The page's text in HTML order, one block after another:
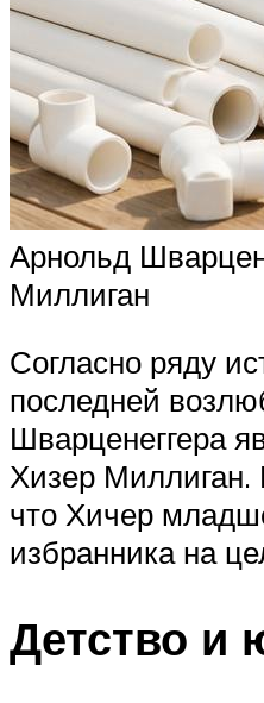
Арнольд
Миллиган
Согласно ряду
последней
Шварценеггера
Хизер Миллиган.
что Хичер
избранника на
Детство и